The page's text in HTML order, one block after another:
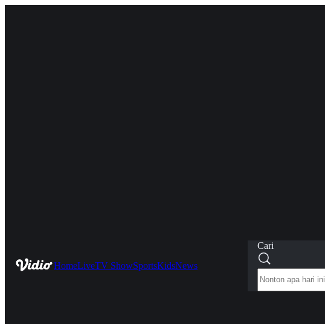
HomeLiveTV ShowSportsKidsNews
Cari